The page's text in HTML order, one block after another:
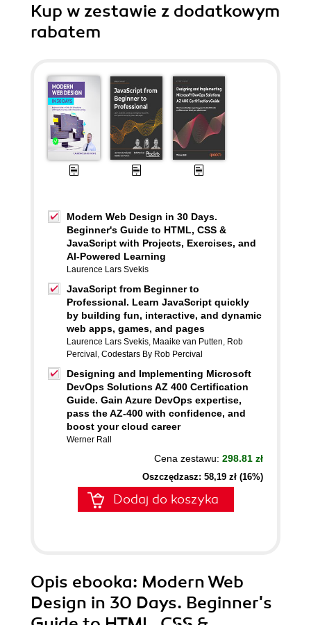
Kup w zestawie z dodatkowym
rabatem
Modern Web Design in 30 Days.
Beginner's Guide to HTML, CSS &
JavaScript with Projects, Exercises, and
AI-Powered Learning
Laurence Lars Svekis
JavaScript from Beginner to
Professional. Learn JavaScript quickly
by building fun, interactive, and dynamic
web apps, games, and pages
Laurence Lars Svekis, Maaike van Putten, Rob
Percival , Codestars By Rob Percival
Designing and Implementing Microsoft
DevOps Solutions AZ 400 Certification
Guide. Gain Azure DevOps expertise,
pass the AZ-400 with confidence, and
boost your cloud career
Werner Rall
Cena zestawu: 298.81 zł
Oszczędzasz: 58,19 zł (16%)
Dodaj do koszyka
Opis ebooka: Modern Web
Design in 30 Days. Beginner's